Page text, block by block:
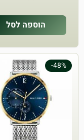
הוספה לסל
-48%